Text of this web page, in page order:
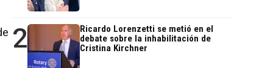
2
Ricardo Lorenzetti se metió en el
debate sobre la inhabilitación de
Cristina Kirchner